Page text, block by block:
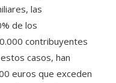
las
de los
contribuyentes
casos, han
euros que exceden